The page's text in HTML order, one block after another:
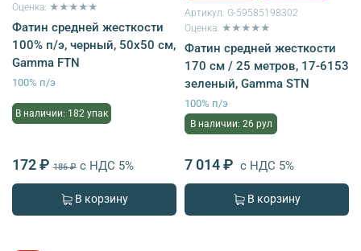
Оценка: ★★★★★
Фатин средней жесткости
100% п/э, черный, 50х50 см,
Gamma FTN
100% п/э
В наличии: 182 упак
172 ₽ 186 ₽ с НДС 5%
В корзину
Артикул: G-59585198302
Оценка: ★★★★★
Фатин средней жесткости
170 см / 25 метров, 17-6153
зеленый, Gamma STN
100% п/э
В наличии: 26 рул
7 014 ₽ с НДС 5%
В корзину